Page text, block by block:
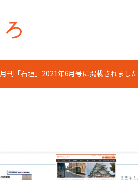
月刊「石垣」2021年6月号に掲載されました